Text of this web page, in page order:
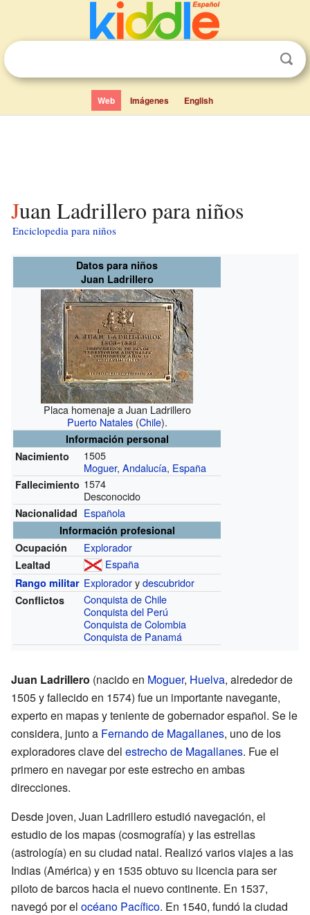
Web Imágenes English
Juan Ladrillero para niños
Enciclopedia para niños
Datos para niños
Juan Ladrillero
Placa homenaje a Juan Ladrillero
Puerto Natales(Chile).
Información personal
Nacimiento
1505
Moguer,Andalucía, España
Fallecimiento 1574
Desconocido
Nacionalidad Española
Información profesional
Ocupación
Explorador
Lealtad España
Rango militar Exploradorydescubridor
Conflictos
Conquista de Chile
Conquista del Perú
Conquista de Colombia
Conquista de Panamá
Juan Ladrillero (nacido en Moguer, Huelva, alrededor de
1505 y fallecido en 1574) fue un importante navegante,
experto en mapas y teniente de gobernador español. Se le
considera, junto a Fernando de Magallanes, uno de los
exploradores clave del estrecho de Magallanes. Fue el
primero en navegar por este estrecho en ambas
direcciones.
Desde joven, Juan Ladrillero estudió navegación, el
estudio de los mapas (cosmografía) y las estrellas
(astrología) en su ciudad natal. Realizó varios viajes a las
Indias (América) y en 1535 obtuvo su licencia para ser
piloto de barcos hacia el nuevo continente. En 1537,
navegó por el océano Pacífico. En 1540, fundó la ciudad